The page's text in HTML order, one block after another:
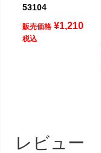
53104
販売価格 ¥1,210
税込
レビュー